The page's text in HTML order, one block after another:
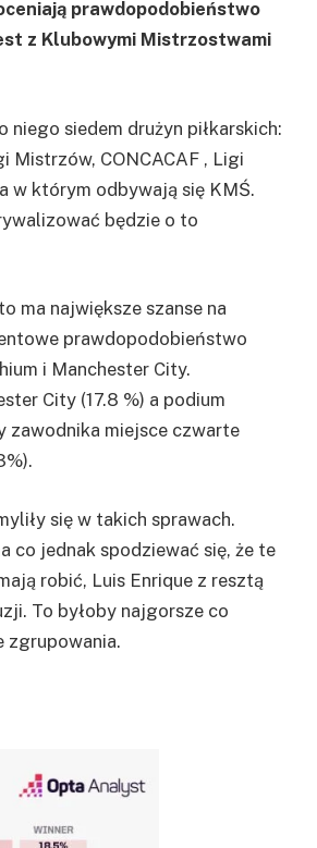
prawdopodobieństwo
z Klubowymi Mistrzostwami
siedem drużyn piłkarskich:
CONCACAF , Ligi
w którym odbywają się KMŚ.
będzie o to
ma największe szanse na
prawdopodobieństwo
i Manchester City.
City (17.8 %) a podium
zawodnika miejsce czwarte
się w takich sprawach.
co jednak spodziewać się, że te
robić, Luis Enrique z resztą
To byłoby najgorsze co
zgrupowania.